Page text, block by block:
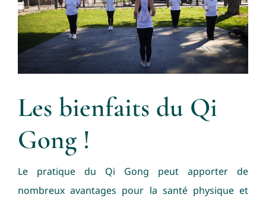
Les bienfaits du Qi
Gong !
Le pratique du Qi Gong peut apporter de
nombreux avantages pour la santé physique et